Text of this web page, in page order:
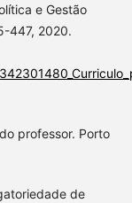
e Gestão
447, 2020.
professor. Porto
de